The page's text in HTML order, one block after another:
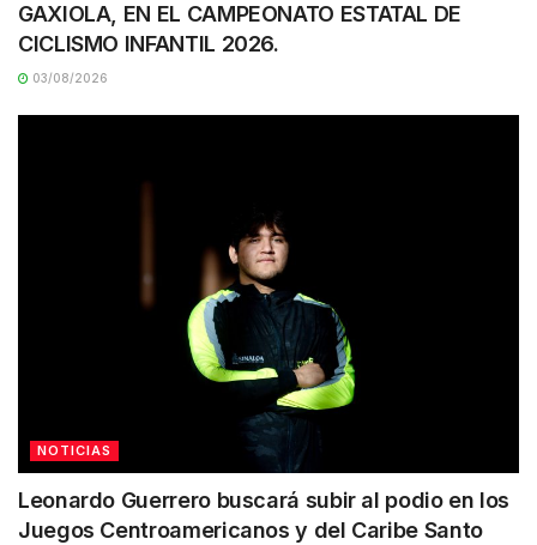
GAXIOLA, EN EL CAMPEONATO ESTATAL DE
CICLISMO INFANTIL 2026.
03/08/2026
NOTICIAS
Leonardo Guerrero buscará subir al podio en los
Juegos Centroamericanos y del Caribe Santo